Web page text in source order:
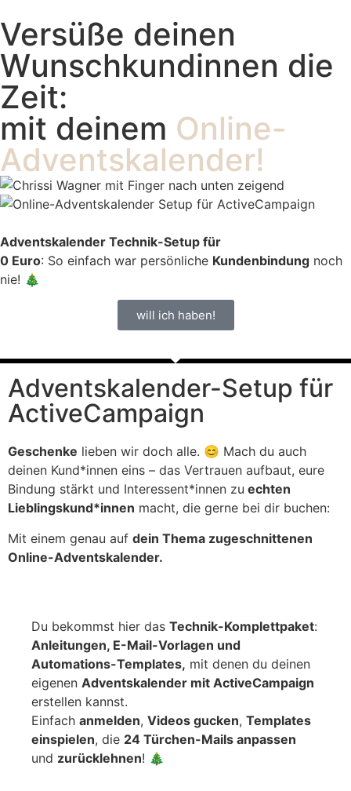
Versüße deinen
Wunsch­kundinnen die
Zeit:
mit deinem Online-
Advents­kalender!
Adventskalender Technik-Setup für
0 Euro: So einfach war persönliche Kundenbindung noch
nie! 🎄
will ich haben!
Advents­kalender-Setup für
Active­Campaign
Geschenke lieben wir doch alle. 😊 Mach du auch
deinen Kund*innen eins – das Vertrauen aufbaut, eure
Bindung stärkt und Interessent*innen zu echten
Lieblingskund*innen macht, die gerne bei dir buchen:
Mit einem genau auf dein Thema zugeschnittenen
Online-Adventskalender.
Du bekommst hier das Technik-Komplettpaket:
Anleitungen, E-Mail-Vorlagen und
Automations-Templates, mit denen du deinen
eigenen Adventskalender mit ActiveCampaign
erstellen kannst.
Einfach anmelden, Videos gucken, Templates
einspielen, die 24 Türchen-Mails anpassen
und zurücklehnen! 🎄